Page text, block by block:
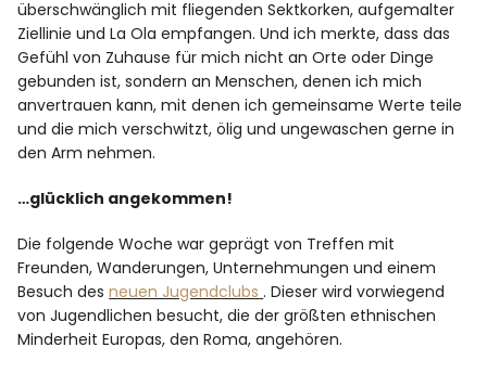
überschwänglich mit fliegenden Sektkorken, aufgemalter
Ziellinie und La Ola empfangen. Und ich merkte, dass das
Gefühl von Zuhause für mich nicht an Orte oder Dinge
gebunden ist, sondern an Menschen, denen ich mich
anvertrauen kann, mit denen ich gemeinsame Werte teile
und die mich verschwitzt, ölig und ungewaschen gerne in
den Arm nehmen.
…glücklich angekommen!
Die folgende Woche war geprägt von Treffen mit
Freunden, Wanderungen, Unternehmungen und einem
Besuch desneuen Jugendclubs . Dieser wird vorwiegend
von Jugendlichen besucht, die der größten ethnischen
Minderheit Europas, den Roma, angehören.